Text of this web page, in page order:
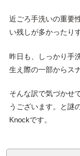
近ごろ手洗いの重要
い残しが多かったり
昨日も、しっかり手
生え際の一部からス
そんな訳で気づかせ
うございます。と謎
Knockです。